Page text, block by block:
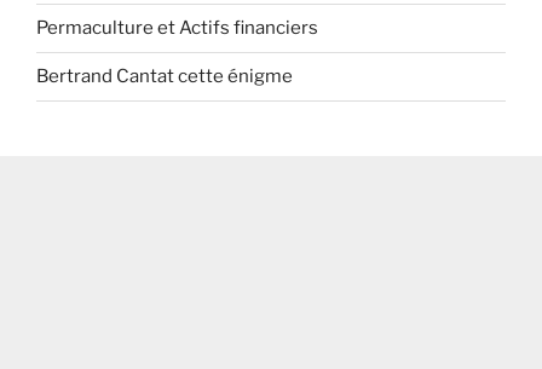
Permaculture et Actifs financiers
Bertrand Cantat cette énigme